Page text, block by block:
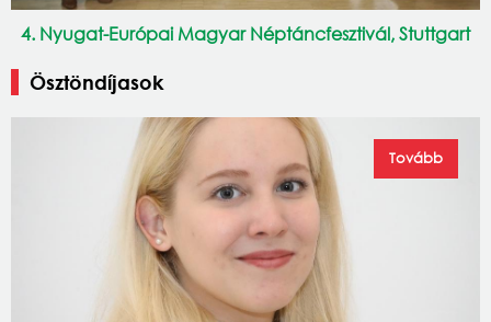
4. Nyugat-Európai Magyar Néptáncfesztivál, Stuttgart
Ösztöndíjasok
Tovább